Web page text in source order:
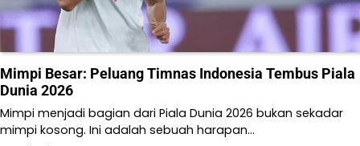
Mimpi Besar: Peluang Timnas Indonesia Tembus Piala
Dunia 2026
Mimpi menjadi bagian dari Piala Dunia 2026 bukan sekadar
mimpi kosong. Ini adalah sebuah harapan…